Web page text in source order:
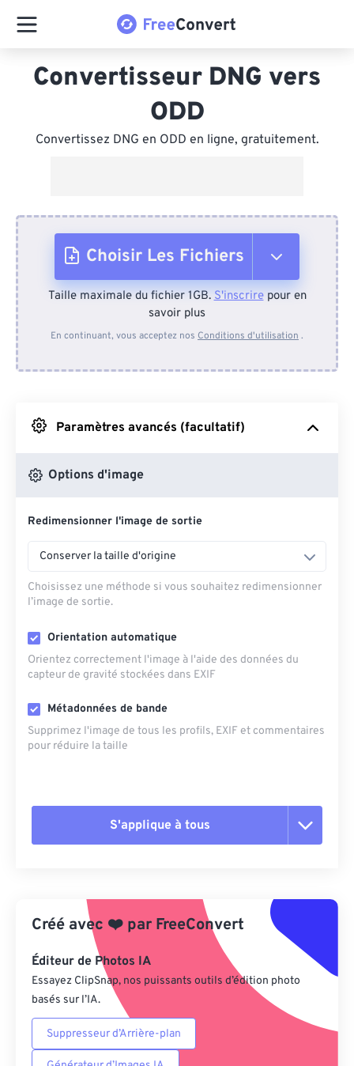
Convertisseur DNG vers
ODD
Convertissez DNG en ODD en ligne, gratuitement.
Choisir Les Fichiers
Depuis l'appareil
Depuis Google Drive
Depuis OneDrive
Depuis l'URL
Taille maximale du fichier 1GB.S'inscrirepour en
savoir plus
En continuant, vous acceptez nos Conditions d'utilisation .
Paramètres avancés (facultatif)
Options d'image
Redimensionner l'image de sortie
Conserver la taille d'origine
Choisissez une méthode si vous souhaitez redimensionner
l’image de sortie.
Orientation automatique
Orientez correctement l'image à l'aide des données du
capteur de gravité stockées dans EXIF
Métadonnées de bande
Supprimez l'image de tous les profils, EXIF ​​et commentaires
pour réduire la taille
S'applique à tous
Appliquer à partir du préréglage
Enregistrer comme préréglage
Créé avec ❤️ par FreeConvert
Éditeur de Photos IA
Essayez ClipSnap, nos puissants outils d’édition photo
basés sur l’IA.
Suppresseur d’Arrière-plan